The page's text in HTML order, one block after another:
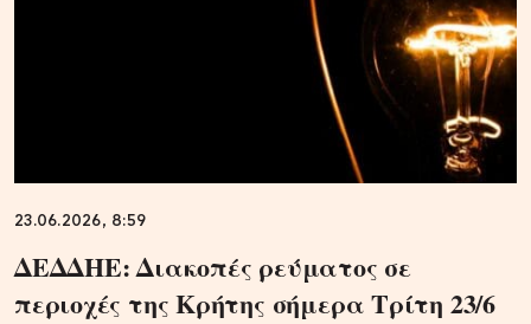
23.06.2026, 8:59
ΔΕΔΔΗΕ: Διακοπές ρεύματος σε
περιοχές της Κρήτης σήμερα Τρίτη 23/6